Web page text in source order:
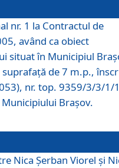
nr. 1 la Contractul de
având ca obiect
situat în Municipiul
de 7 m.p.,
nr. top. 9359/3/3/1/
Brașov.
Nica Șerban Viorel și